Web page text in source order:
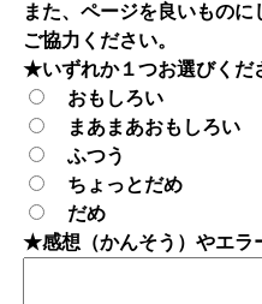
また、ページを良いものに
ご協力ください。
★いずれか１つお選びくだ
おもしろい
まあまあおもしろい
ふつう
ちょっとだめ
だめ
★感想（かんそう）やエラ